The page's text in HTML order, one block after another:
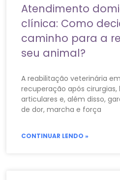
Atendimento
clínica: Como
caminho para a
seu animal?
A reabilitação veterinária
recuperação após cirurgias,
articulares e, além disso,
de dor, marcha e força
CONTINUAR LENDO »